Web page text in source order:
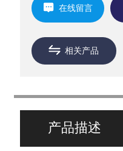
在线留言
相关产品
产品描述